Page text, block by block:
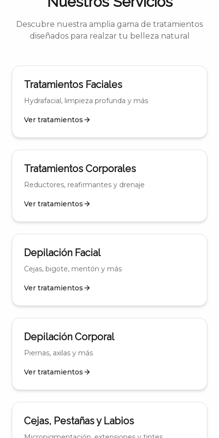
Descubre nuestra amplia gama de tratamientos
diseñados para realzar tu belleza natural
Tratamientos Faciales
Hydrafacial, limpieza profunda y más
Ver tratamientos
Tratamientos Corporales
Reductores, reafirmantes y drenaje
Ver tratamientos
Depilación Facial
Cejas, bigote, mentón y más
Ver tratamientos
Depilación Corporal
Piernas, axilas y más
Ver tratamientos
Cejas, Pestañas y Labios